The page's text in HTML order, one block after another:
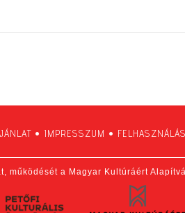
• IMPRESSZUM •
működését a Magyar Kultúráért